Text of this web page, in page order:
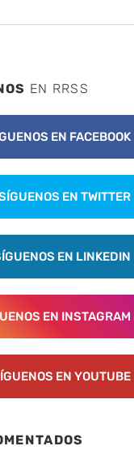
EN RRSS
EN FACEBOOK
EN TWITTER
EN LINKEDIN
EN INSTAGRAM
EN YOUTUBE